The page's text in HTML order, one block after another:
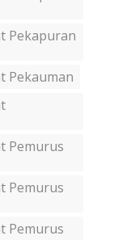
Pekapuran
Pekauman
Pemurus
Pemurus
Pemurus